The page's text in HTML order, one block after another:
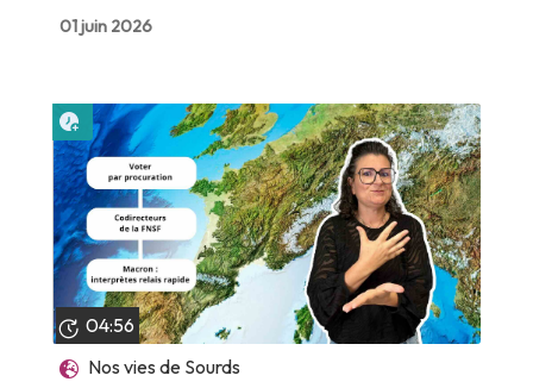
01 juin 2026
04:56
Nos vies de Sourds
Lire plus tard